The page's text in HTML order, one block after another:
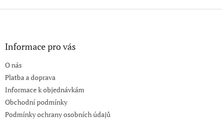
Z
Informace pro vás
O nás
Platba a doprava
Informace k objednávkám
Obchodní podmínky
Podmínky ochrany osobních údajů